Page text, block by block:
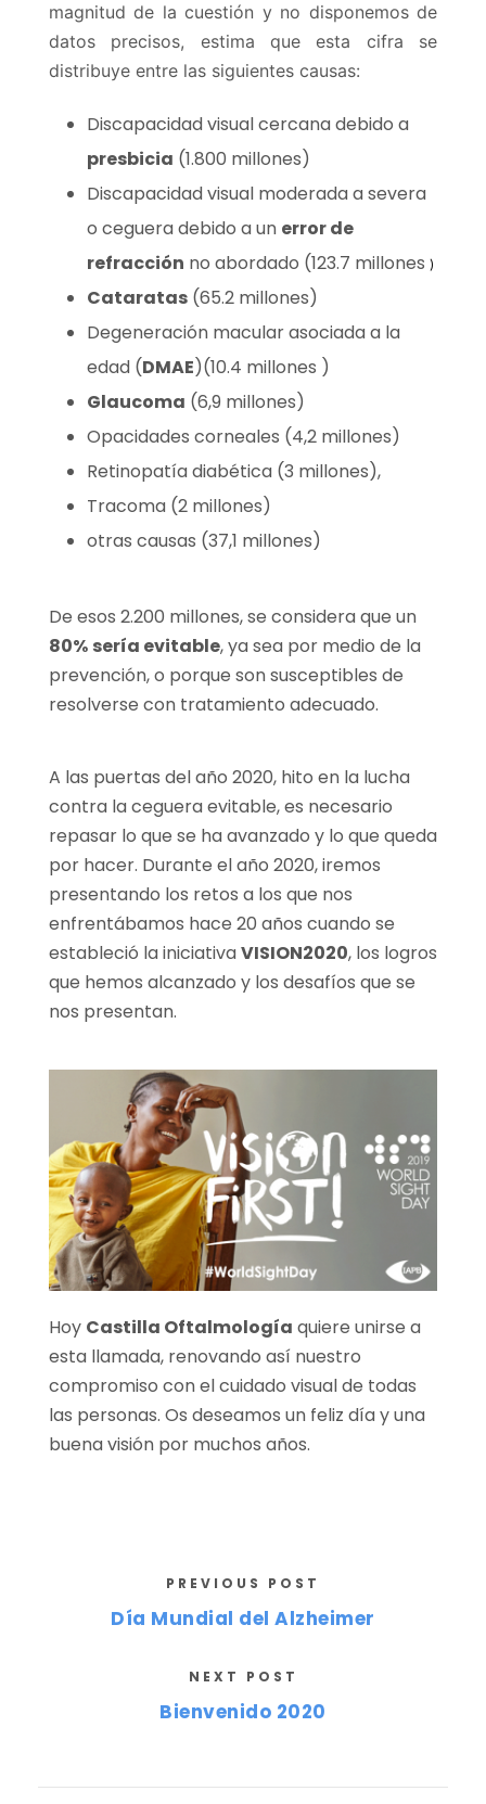
magnitud de la cuestión y no disponemos de
datos precisos, estima que esta cifra se
distribuye entre las siguientes causas:
Discapacidad visual cercana debido a
presbicia (1.800 millones)
Discapacidad visual moderada a severa
o ceguera debido a un error de
refracción no abordado (123.7 millones )
Cataratas (65.2 millones)
Degeneración macular asociada a la
edad (DMAE)(10.4 millones )
Glaucoma (6,9 millones)
Opacidades corneales (4,2 millones)
Retinopatía diabética (3 millones),
Tracoma (2 millones)
otras causas (37,1 millones)
De esos 2.200 millones, se considera que un
80% sería evitable, ya sea por medio de la
prevención, o porque son susceptibles de
resolverse con tratamiento adecuado.
A las puertas del año 2020, hito en la lucha
contra la ceguera evitable, es necesario
repasar lo que se ha avanzado y lo que queda
por hacer. Durante el año 2020, iremos
presentando los retos a los que nos
enfrentábamos hace 20 años cuando se
estableció la iniciativaVISION2020, los logros
que hemos alcanzado y los desafíos que se
nos presentan.
Hoy Castilla Oftalmología quiere unirse a
esta llamada, renovando así nuestro
compromiso con el cuidado visual de todas
las personas. Os deseamos un feliz día y una
buena visión por muchos años.
PREVIOUS POST
Día Mundial del Alzheimer
NEXT POST
Bienvenido 2020